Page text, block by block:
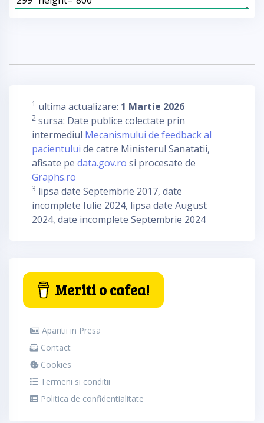
1 ultima actualizare: 1 Martie 2026
2 sursa: Date publice colectate prin
intermediul Mecanismului de feedback al
pacientului de catre Ministerul Sanatatii,
afisate pe data.gov.ro si procesate de
Graphs.ro
3 lipsa date Septembrie 2017, date
incomplete Iulie 2024, lipsa date August
2024, date incomplete Septembrie 2024
Meriti o cafea!
Aparitii in Presa
Contact
Cookies
Termeni si conditii
Politica de confidentialitate